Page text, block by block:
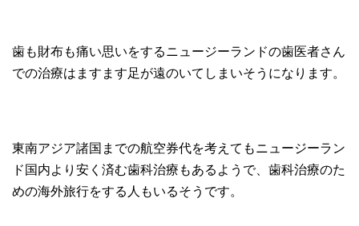
歯も財布も痛い思いをするニュージーランドの歯医者さん
での治療はますます足が遠のいてしまいそうになります。
東南アジア諸国までの航空券代を考えてもニュージーラン
ド国内より安く済む歯科治療もあるようで、歯科治療のた
めの海外旅行をする人もいるそうです。